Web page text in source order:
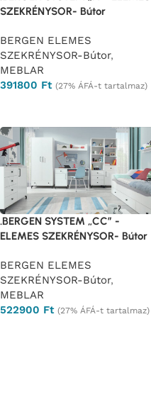
SZEKRÉNYSOR- Bútor
BERGEN ELEMES
SZEKRÉNYSOR-Bútor,
MEBLAR
391800 Ft (27% ÁFÁ-t tartalmaz)
.BERGEN SYSTEM „CC” -
ELEMES SZEKRÉNYSOR- Bútor
BERGEN ELEMES
SZEKRÉNYSOR-Bútor,
MEBLAR
522900 Ft (27% ÁFÁ-t tartalmaz)